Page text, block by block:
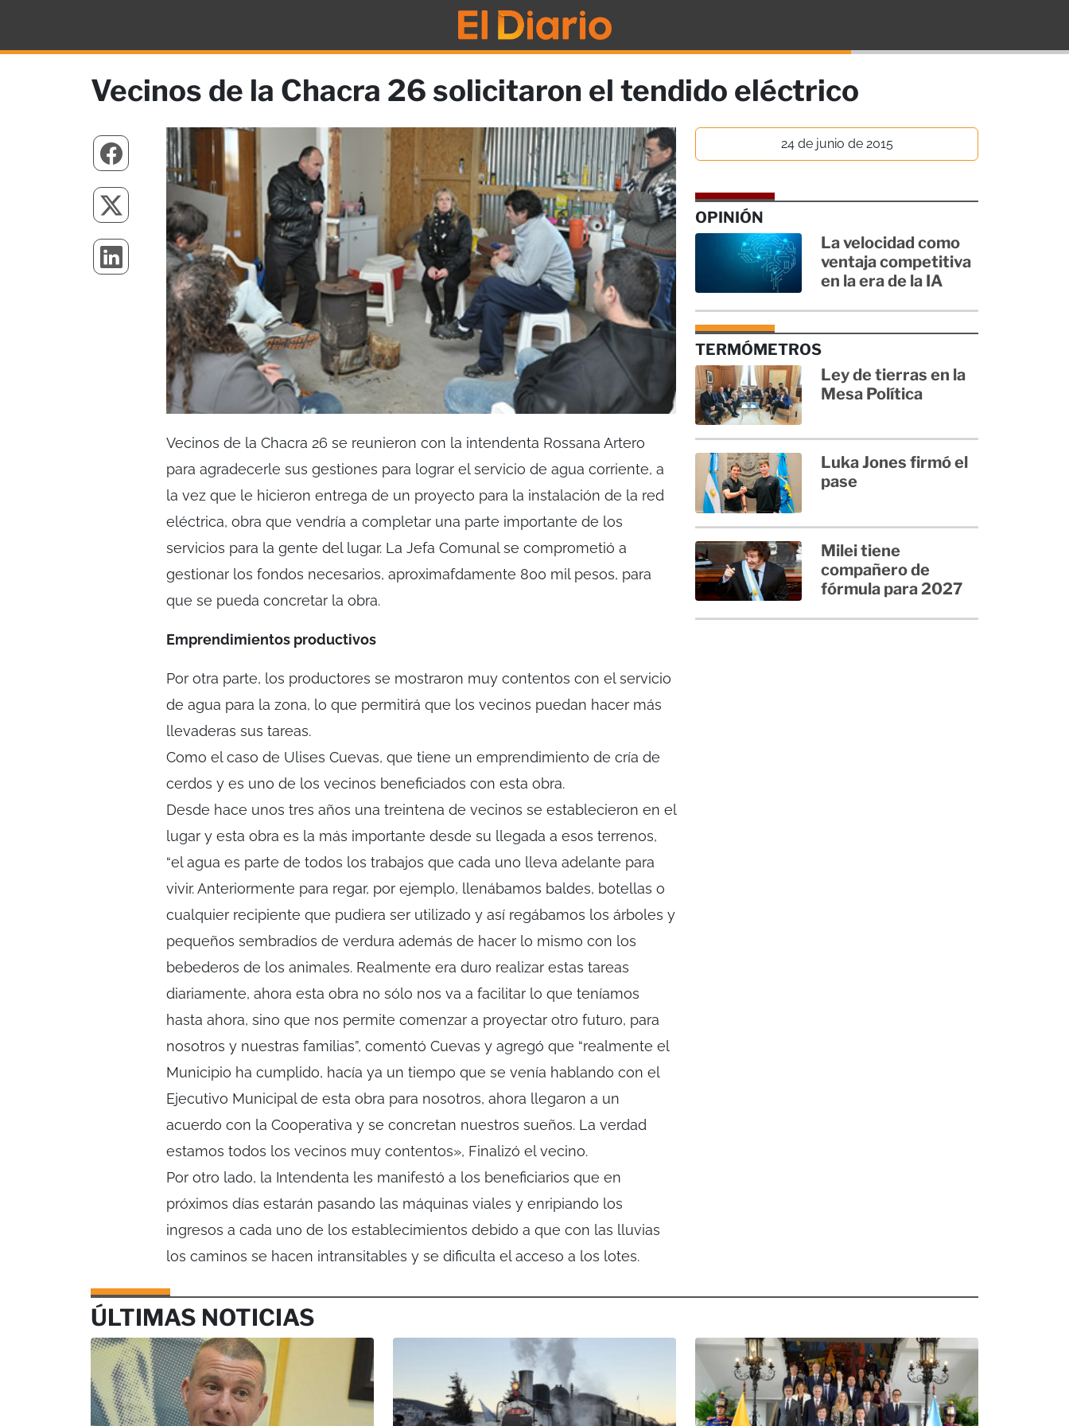
Vecinos de la Chacra 26 solicitaron el tendido eléctrico
Vecinos de la Chacra 26 se reunieron con la intendenta Rossana Artero
para agradecerle sus gestiones para lograr el servicio de agua corriente, a
la vez que le hicieron entrega de un proyecto para la instalación de la red
eléctrica, obra que vendría a completar una parte importante de los
servicios para la gente del lugar. La Jefa Comunal se comprometió a
gestionar los fondos necesarios, aproximafdamente 800 mil pesos, para
que se pueda concretar la obra.
Emprendimientos productivos
Por otra parte, los productores se mostraron muy contentos con el servicio
de agua para la zona, lo que permitirá que los vecinos puedan hacer más
llevaderas sus tareas.
Como el caso de Ulises Cuevas, que tiene un emprendimiento de cría de
cerdos y es uno de los vecinos beneficiados con esta obra.
Desde hace unos tres años una treintena de vecinos se establecieron en el
lugar y esta obra es la más importante desde su llegada a esos terrenos,
“el agua es parte de todos los trabajos que cada uno lleva adelante para
vivir. Anteriormente para regar, por ejemplo, llenábamos baldes, botellas o
cualquier recipiente que pudiera ser utilizado y así regábamos los árboles y
pequeños sembradíos de verdura además de hacer lo mismo con los
bebederos de los animales. Realmente era duro realizar estas tareas
diariamente, ahora esta obra no sólo nos va a facilitar lo que teníamos
hasta ahora, sino que nos permite comenzar a proyectar otro futuro, para
nosotros y nuestras familias”, comentó Cuevas y agregó que “realmente el
Municipio ha cumplido, hacía ya un tiempo que se venía hablando con el
Ejecutivo Municipal de esta obra para nosotros, ahora llegaron a un
acuerdo con la Cooperativa y se concretan nuestros sueños. La verdad
estamos todos los vecinos muy contentos», Finalizó el vecino.
Por otro lado, la Intendenta les manifestó a los beneficiarios que en
próximos días estarán pasando las máquinas viales y enripiando los
ingresos a cada uno de los establecimientos debido a que con las lluvias
los caminos se hacen intransitables y se dificulta el acceso a los lotes.
24 de junio de 2015
OPINIÓN
La velocidad como
ventaja competitiva
en la era de la IA
TERMÓMETROS
Ley de tierras en la
Mesa Política
Luka Jones firmó el
pase
Milei tiene
compañero de
fórmula para 2027
ÚLTIMAS NOTICIAS